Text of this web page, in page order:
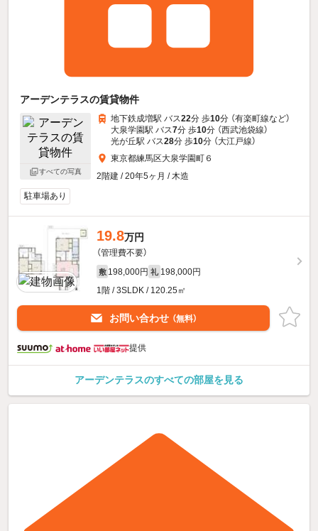
アーデンテラスの賃貸物件
すべての写真
地下鉄成増駅 バス22分 歩10分 （有楽町線など）
大泉学園駅 バス7分 歩10分 （西武池袋線）
光が丘駅 バス28分 歩10分 （大江戸線）
東京都練馬区大泉学園町６
2階建 / 20年5ヶ月 / 木造
駐車場あり
19.8万円
（管理費不要）
敷 198,000円 礼 198,000円
1階 / 3SLDK / 120.25㎡
お問い合わせ （無料）
提供
アーデンテラスのすべての部屋を見る